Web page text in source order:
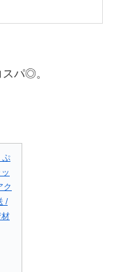
パ◎。
ぷ
ク
/
材